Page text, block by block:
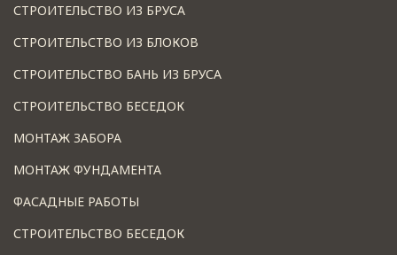
СТРОИТЕЛЬСТВО ИЗ БРУСА
СТРОИТЕЛЬСТВО ИЗ БЛОКОВ
СТРОИТЕЛЬСТВО БАНЬ ИЗ БРУСА
СТРОИТЕЛЬСТВО БЕСЕДОК
МОНТАЖ ЗАБОРА
МОНТАЖ ФУНДАМЕНТА
ФАСАДНЫЕ РАБОТЫ
СТРОИТЕЛЬСТВО БЕСЕДОК